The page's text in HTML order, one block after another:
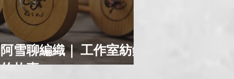
阿雪聊編織｜ 工作室紡錘
的故事